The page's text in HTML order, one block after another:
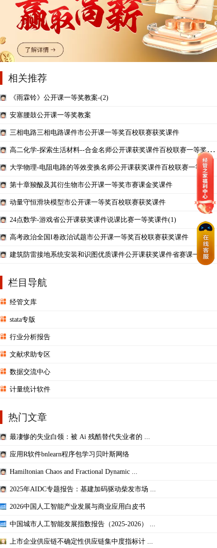
相关推荐
《雨霖铃》公开课一等奖教案-(2)
安塞腰鼓公开课一等奖教案
三相电路三相电路课件市公开课一等奖百校联赛获奖课件
高二化学-探索生活材料--合金名师公开课获奖课件百校联赛一等奖课
大学物理-电阻电路的等效变换名师公开课获奖课件百校联赛一等奖课
第十章羧酸及其衍生物市公开课一等奖市赛课金奖课件
动量守恒滑块模型市公开课一等奖百校联赛获奖课件
24点数学-游戏省公开课获奖课件说课比赛一等奖课件(1)
高考政治全国I卷政治试题市公开课一等奖百校联赛获奖课件
建筑防雷接地系统安装和识图优质课件公开课获奖课件省赛课一等奖
栏目导航
经管文库
stata专版
行业分析报告
文献求助专区
数据交流中心
计量统计软件
热门文章
最凄惨的失业白领：被 Ai 残酷替代失业者的 ...
应用R软件bnlearn程序包学习贝叶斯网络
Hamiltonian Chaos and Fractional Dynamic ...
2025年AIDC专题报告：基建加码驱动柴发市场 ...
2026中国人工智能产业发展与商业应用白皮书
中国城市人工智能发展指数报告（2025-2026） ...
上市企业供应链不确定性供应链集中度指标计 ...